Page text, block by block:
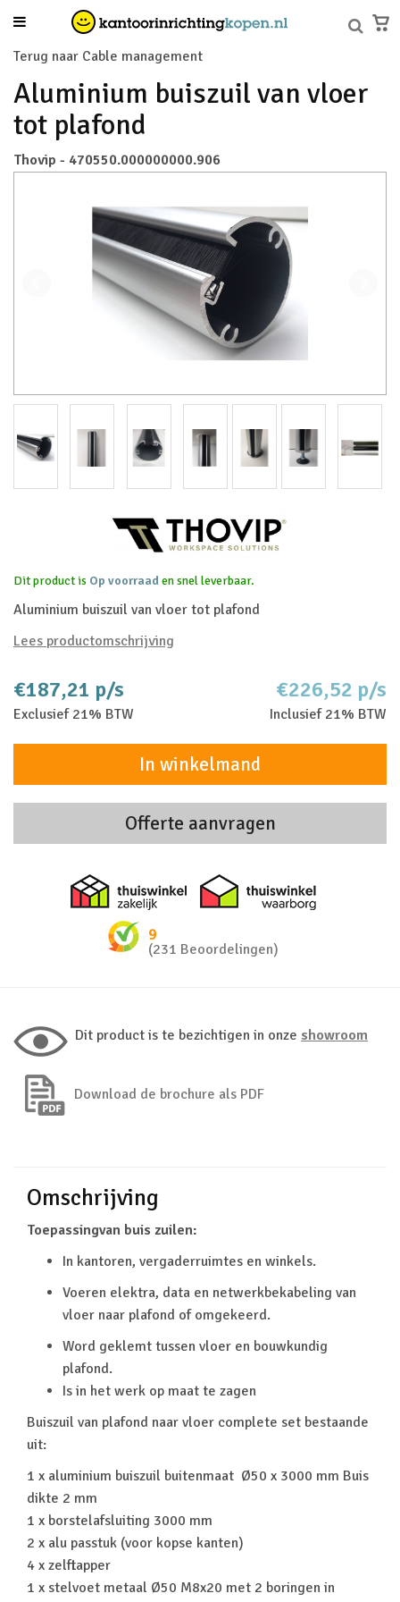
Terug naar Cable management
Aluminium buiszuil van vloer
tot plafond
Thovip - 470550.000000000.906
Dit product is Op voorraaden snel leverbaar.
Aluminium buiszuil van vloer tot plafond
Lees productomschrijving
€187,21 p/s
Exclusief 21% BTW
€226,52 p/s
Inclusief 21% BTW
In winkelmand
Offerte aanvragen
Thuiswinkel zakelijk
9
(231 Beoordelingen)
Dit product is te bezichtigen in onze showroom
Download de brochure als PDF
Omschrijving
Toepassingvan buis zuilen:
In kantoren, vergaderruimtes en winkels.
Voeren elektra, data en netwerkbekabeling van
vloer naar plafond of omgekeerd.
Word geklemt tussen vloer en bouwkundig
plafond.
Is in het werk op maat te zagen
Buiszuil van plafond naar vloer complete set bestaande
uit:
1 x aluminium buiszuil buitenmaat Ø50 x 3000 mm Buis
dikte 2 mm
1 x borstelafsluiting 3000 mm
2 x alu passtuk (voor kopse kanten)
4 x zelftapper
1 x stelvoet metaal Ø50 M8x20 met 2 boringen in